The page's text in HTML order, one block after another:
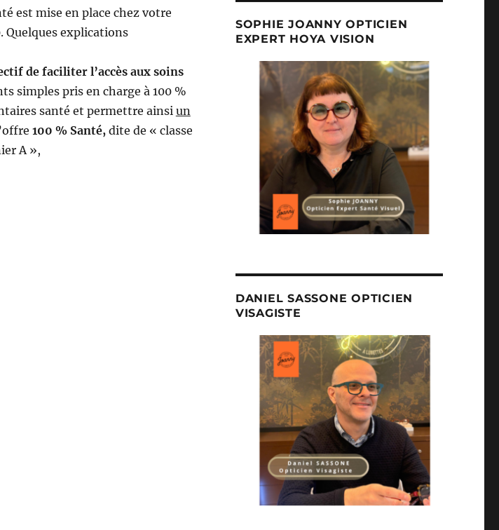
est mise en place chez votre
Quelques explications
de faciliter l’accès aux soins
simples pris en charge à 100 %
santé et permettre ainsi un
100 % Santé, dite de « classe
A »,
RAC ZÉRO POUR L’OPTIQUE ? »
SOPHIE JOANNY OPTICIEN
EXPERT HOYA VISION
DANIEL SASSONE OPTICIEN
VISAGISTE